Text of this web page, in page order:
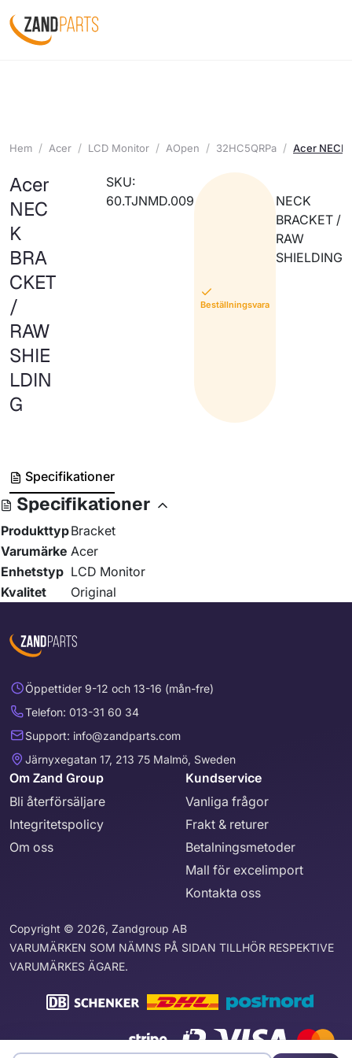
Hem Acer LCD Monitor AOpen 32HC5QRPa Acer NECK
Acer
NEC
K
BRA
CKET
/
RAW
SHIE
LDIN
G
SKU:
60.TJNMD.009
Beställningsvara
NECK
BRACKET /
RAW
SHIELDING
Specifikationer
Specifikationer
ProdukttypBracket
Varumärke Acer
Enhetstyp LCD Monitor
Kvalitet
Original
Öppettider 9-12 och 13-16 (mån-fre)
Telefon: 013-31 60 34
Support: info@zandparts.com
Järnyxegatan 17, 213 75 Malmö, Sweden
Om Zand Group
Bli återförsäljare
Integritetspolicy
Om oss
Kundservice
Vanliga frågor
Frakt & returer
Betalningsmetoder
Mall för excelimport
Kontakta oss
Copyright © 2026, Zandgroup AB
VARUMÄRKEN SOM NÄMNS PÅ SIDAN TILLHÖR RESPEKTIVE
VARUMÄRKES ÄGARE.